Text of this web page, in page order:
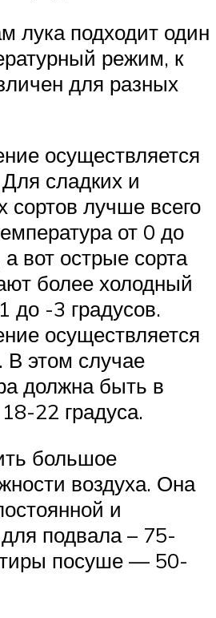
лука подходит один
режим, к
для разных
осуществляется
сладких и
сортов лучше всего
от 0 до
а вот острые сорта
более холодный
до -3 градусов.
осуществляется
В этом случае
должна быть в
22 градуса.
большое
воздуха. Она
и
подвала – 75-
посуше — 50-